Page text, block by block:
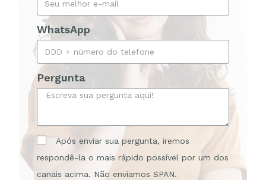
WhatsApp
Pergunta
Após enviar sua pergunta, iremos
respondê-la o mais rápido possível por um dos
canais acima. Não enviamos SPAN.